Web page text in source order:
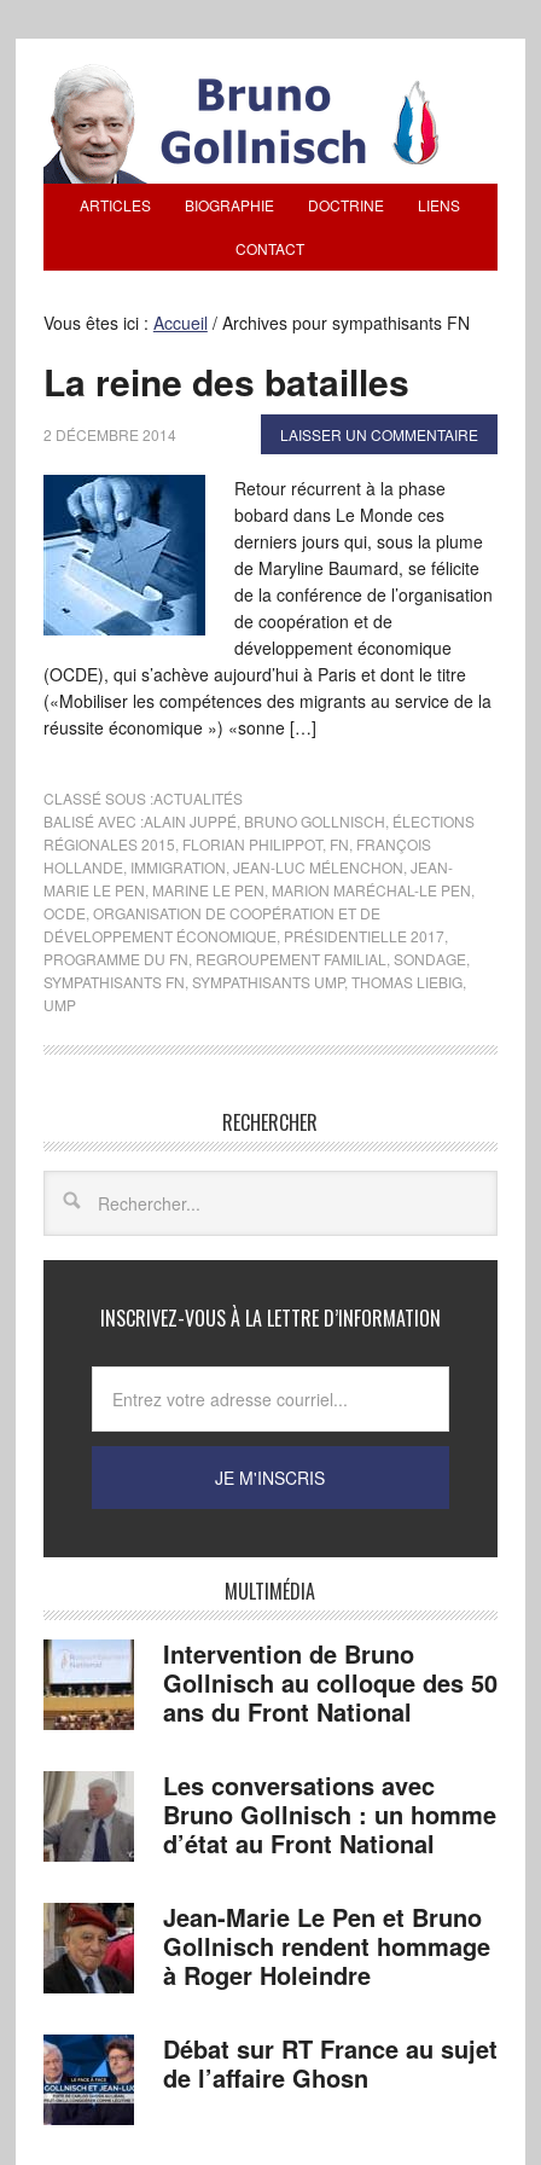
ARTICLES BIOGRAPHIE DOCTRINE LIENS
CONTACT
Vous êtes ici : Accueil /Archives pour sympathisants FN
La reine des batailles
2 DÉCEMBRE 2014 LAISSER UN COMMENTAIRE
Retour récurrent à la phase
bobard dans Le Monde ces
derniers jours qui, sous la plume
de Maryline Baumard, se félicite
de la conférence de l’organisation
de coopération et de
développement économique
(OCDE), qui s’achève aujourd’hui à Paris et dont le titre
(«Mobiliser les compétences des migrants au service de la
réussite économique ») «sonne […]
CLASSÉ SOUS :ACTUALITÉS
BALISÉ AVEC :ALAIN JUPPÉ BRUNO GOLLNISCH ÉLECTIONS
RÉGIONALES 2015 FLORIAN PHILIPPOT, FN FRANÇOIS
HOLLANDE IMMIGRATION JEAN-LUC MÉLENCHON JEAN-
MARIE LE PEN MARINE LE PEN MARION MARÉCHAL-LE PEN
OCDE ORGANISATION DE COOPÉRATION ET DE
DÉVELOPPEMENT ÉCONOMIQUE PRÉSIDENTIELLE 2017,
PROGRAMME DU FN REGROUPEMENT FAMILIAL SONDAGE
SYMPATHISANTS FN SYMPATHISANTS UMP, THOMAS LIEBIG,
UMP
RECHERCHER
INSCRIVEZ-VOUS À LA LETTRE D’INFORMATION
MULTIMÉDIA
Intervention de Bruno
Gollnisch au colloque des 50
ans du Front National
Les conversations avec
Bruno Gollnisch : un homme
d’état au Front National
Jean-Marie Le Pen et Bruno
Gollnisch rendent hommage
à Roger Holeindre
Débat sur RT France au sujet
de l’affaire Ghosn